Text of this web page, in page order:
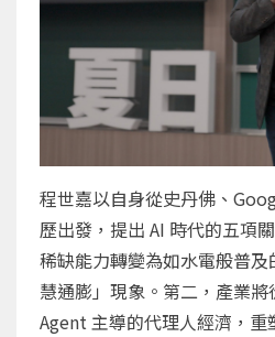
程世嘉以自身從史丹佛、
歷出發，提出 AI 時代的五項
稀缺能力轉變為如水電般普
慧通膨」現象。第二，產業
Agent 主導的代理人經濟，